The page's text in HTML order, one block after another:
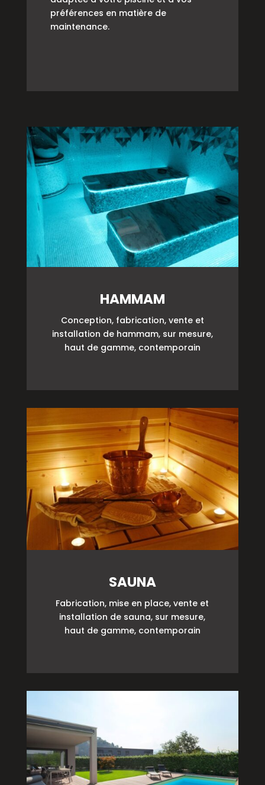
préférences en matière de
maintenance.
HAMMAM
Conception, fabrication, vente et
installation de hammam, sur mesure,
haut de gamme, contemporain
SAUNA
Fabrication, mise en place, vente et
installation de sauna, sur mesure,
haut de gamme, contemporain